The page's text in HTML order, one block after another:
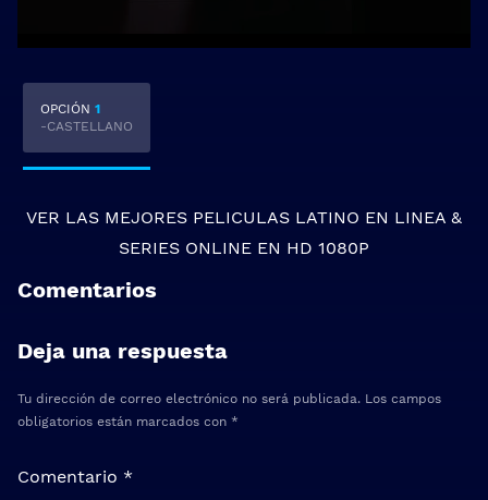
OPCIÓN 1
-CASTELLANO
VER LAS MEJORES PELICULAS LATINO EN LINEA &
SERIES ONLINE EN HD 1080P
Comentarios
Deja una respuesta
Tu dirección de correo electrónico no será publicada. Los campos
obligatorios están marcados con *
Comentario *